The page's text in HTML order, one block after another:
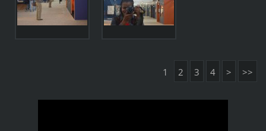
1 2 3 4 > >>